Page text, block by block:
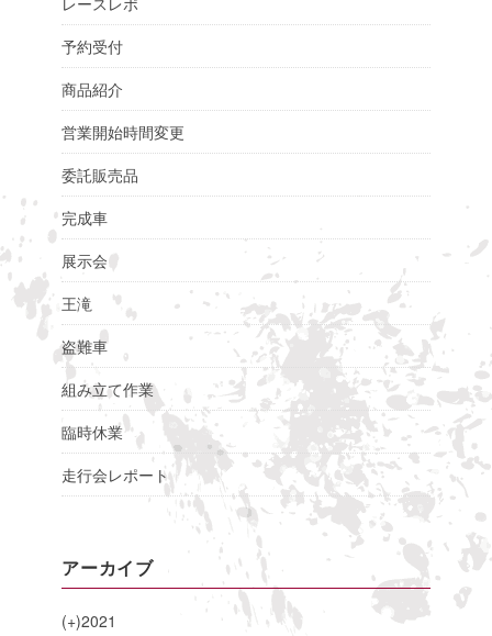
予約受付
商品紹介
営業開始時間変更
委託販売品
完成車
展示会
王滝
盗難車
組み立て作業
臨時休業
走行会レポート
アーカイブ
(+)2021